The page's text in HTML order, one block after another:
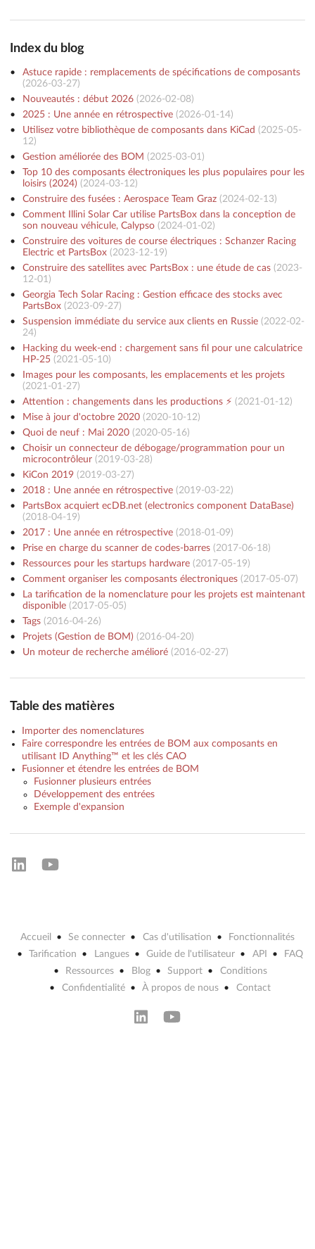
Index du blog
Astuce rapide : remplacements de spécifications de composants
(2026-03-27)
Nouveautés : début 2026(2026-02-08)
2025 : Une année en rétrospective(2026-01-14)
Utilisez votre bibliothèque de composants dans KiCad (2025-05-
12)
Gestion améliorée des BOM (2025-03-01)
Top 10 des composants électroniques les plus populaires pour les
loisirs (2024) (2024-03-12)
Construire des fusées : Aerospace Team Graz(2024-02-13)
Comment Illini Solar Car utilise PartsBox dans la conception de
son nouveau véhicule, Calypso(2024-01-02)
Construire des voitures de course électriques : Schanzer Racing
Electric et PartsBox(2023-12-19)
Construire des satellites avec PartsBox : une étude de cas(2023-
12-01)
Georgia Tech Solar Racing : Gestion efficace des stocks avec
PartsBox(2023-09-27)
Suspension immédiate du service aux clients en Russie(2022-02-
24)
Hacking du week-end : chargement sans fil pour une calculatrice
HP-25(2021-05-10)
Images pour les composants, les emplacements et les projets
(2021-01-27)
Attention : changements dans les productions ⚡️ (2021-01-12)
Mise à jour d'octobre 2020(2020-10-12)
Quoi de neuf : Mai 2020(2020-05-16)
Choisir un connecteur de débogage/programmation pour un
microcontrôleur(2019-03-28)
KiCon 2019(2019-03-27)
2018 : Une année en rétrospective(2019-03-22)
PartsBox acquiert ecDB.net (electronics component DataBase)
(2018-04-19)
2017 : Une année en rétrospective(2018-01-09)
Prise en charge du scanner de codes-barres(2017-06-18)
Ressources pour les startups hardware(2017-05-19)
Comment organiser les composants électroniques(2017-05-07)
La tarification de la nomenclature pour les projets est maintenant
disponible(2017-05-05)
Tags(2016-04-26)
Projets (Gestion de BOM) (2016-04-20)
Un moteur de recherche amélioré(2016-02-27)
Table des matières
Importer des nomenclatures
Faire correspondre les entrées de BOM aux composants en
utilisant ID Anything™ et les clés CAO
Fusionner et étendre les entrées de BOM
Fusionner plusieurs entrées
Développement des entrées
Exemple d'expansion
Accueil Se connecter Cas d'utilisation
Fonctionnalités
Tarification
Langues Guide de l'utilisateur API
FAQ
Ressources
Blog Support
Conditions
Confidentialité
À propos de nous Contact